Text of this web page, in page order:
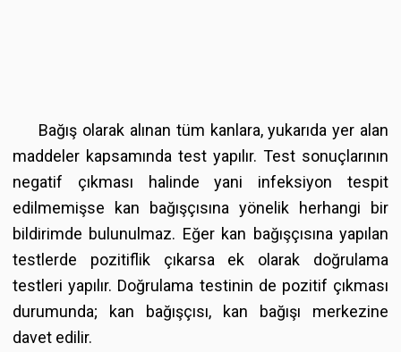
Bağış olarak alınan tüm kanlara, yukarıda yer alan
maddeler kapsamında test yapılır. Test sonuçlarının
negatif çıkması halinde yani infeksiyon tespit
edilmemişse kan bağışçısına yönelik herhangi bir
bildirimde bulunulmaz. Eğer kan bağışçısına yapılan
testlerde pozitiflik çıkarsa ek olarak doğrulama
testleri yapılır. Doğrulama testinin de pozitif çıkması
durumunda; kan bağışçısı, kan bağışı merkezine
davet edilir.